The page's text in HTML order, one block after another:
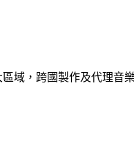
域，跨國製作及代理音